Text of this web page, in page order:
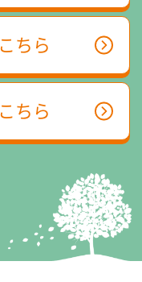
ちら
ちら